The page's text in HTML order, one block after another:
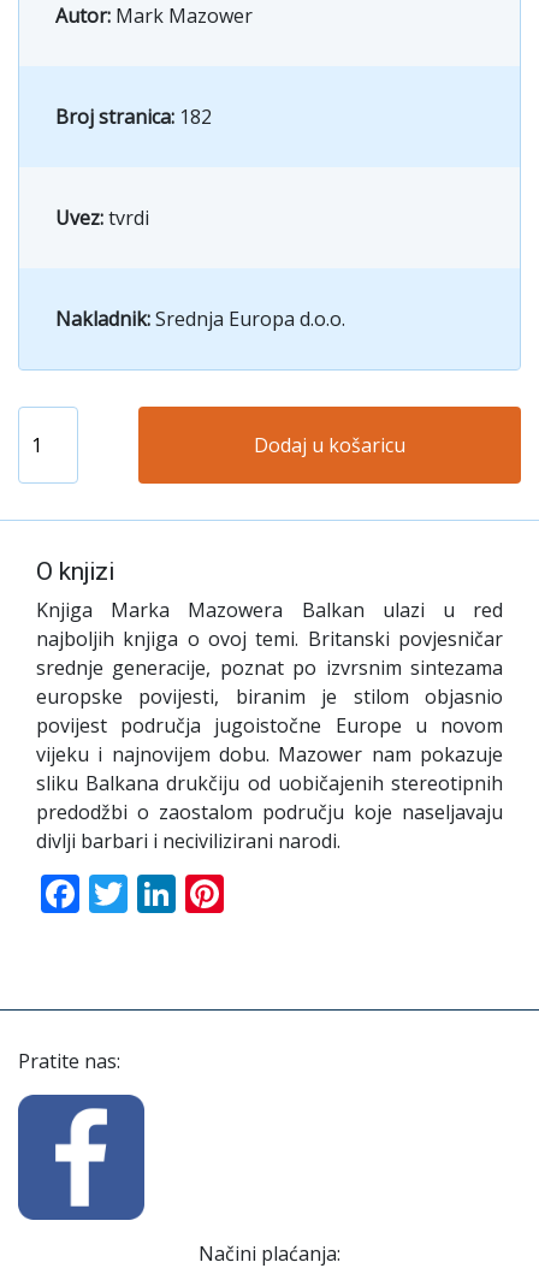
Autor: Mark Mazower
Broj stranica: 182
Uvez:tvrdi
Nakladnik:Srednja Europa d.o.o.
Dodaj u košaricu
O knjizi
Knjiga Marka Mazowera Balkan ulazi u red
najboljih knjiga o ovoj temi. Britanski povjesničar
srednje generacije, poznat po izvrsnim sintezama
europske povijesti, biranim je stilom objasnio
povijest područja jugoistočne Europe u novom
vijeku i najnovijem dobu. Mazower nam pokazuje
sliku Balkana drukčiju od uobičajenih stereotipnih
predodžbi o zaostalom području koje naseljavaju
divlji barbari i necivilizirani narodi.
Facebook
TwitterLinkedIn
Pratite nas:
Načini plaćanja: